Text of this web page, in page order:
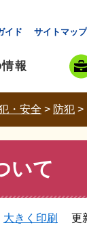
イド サイトマップ
報
・安全 > 防犯 >
いて
大きく印刷 更